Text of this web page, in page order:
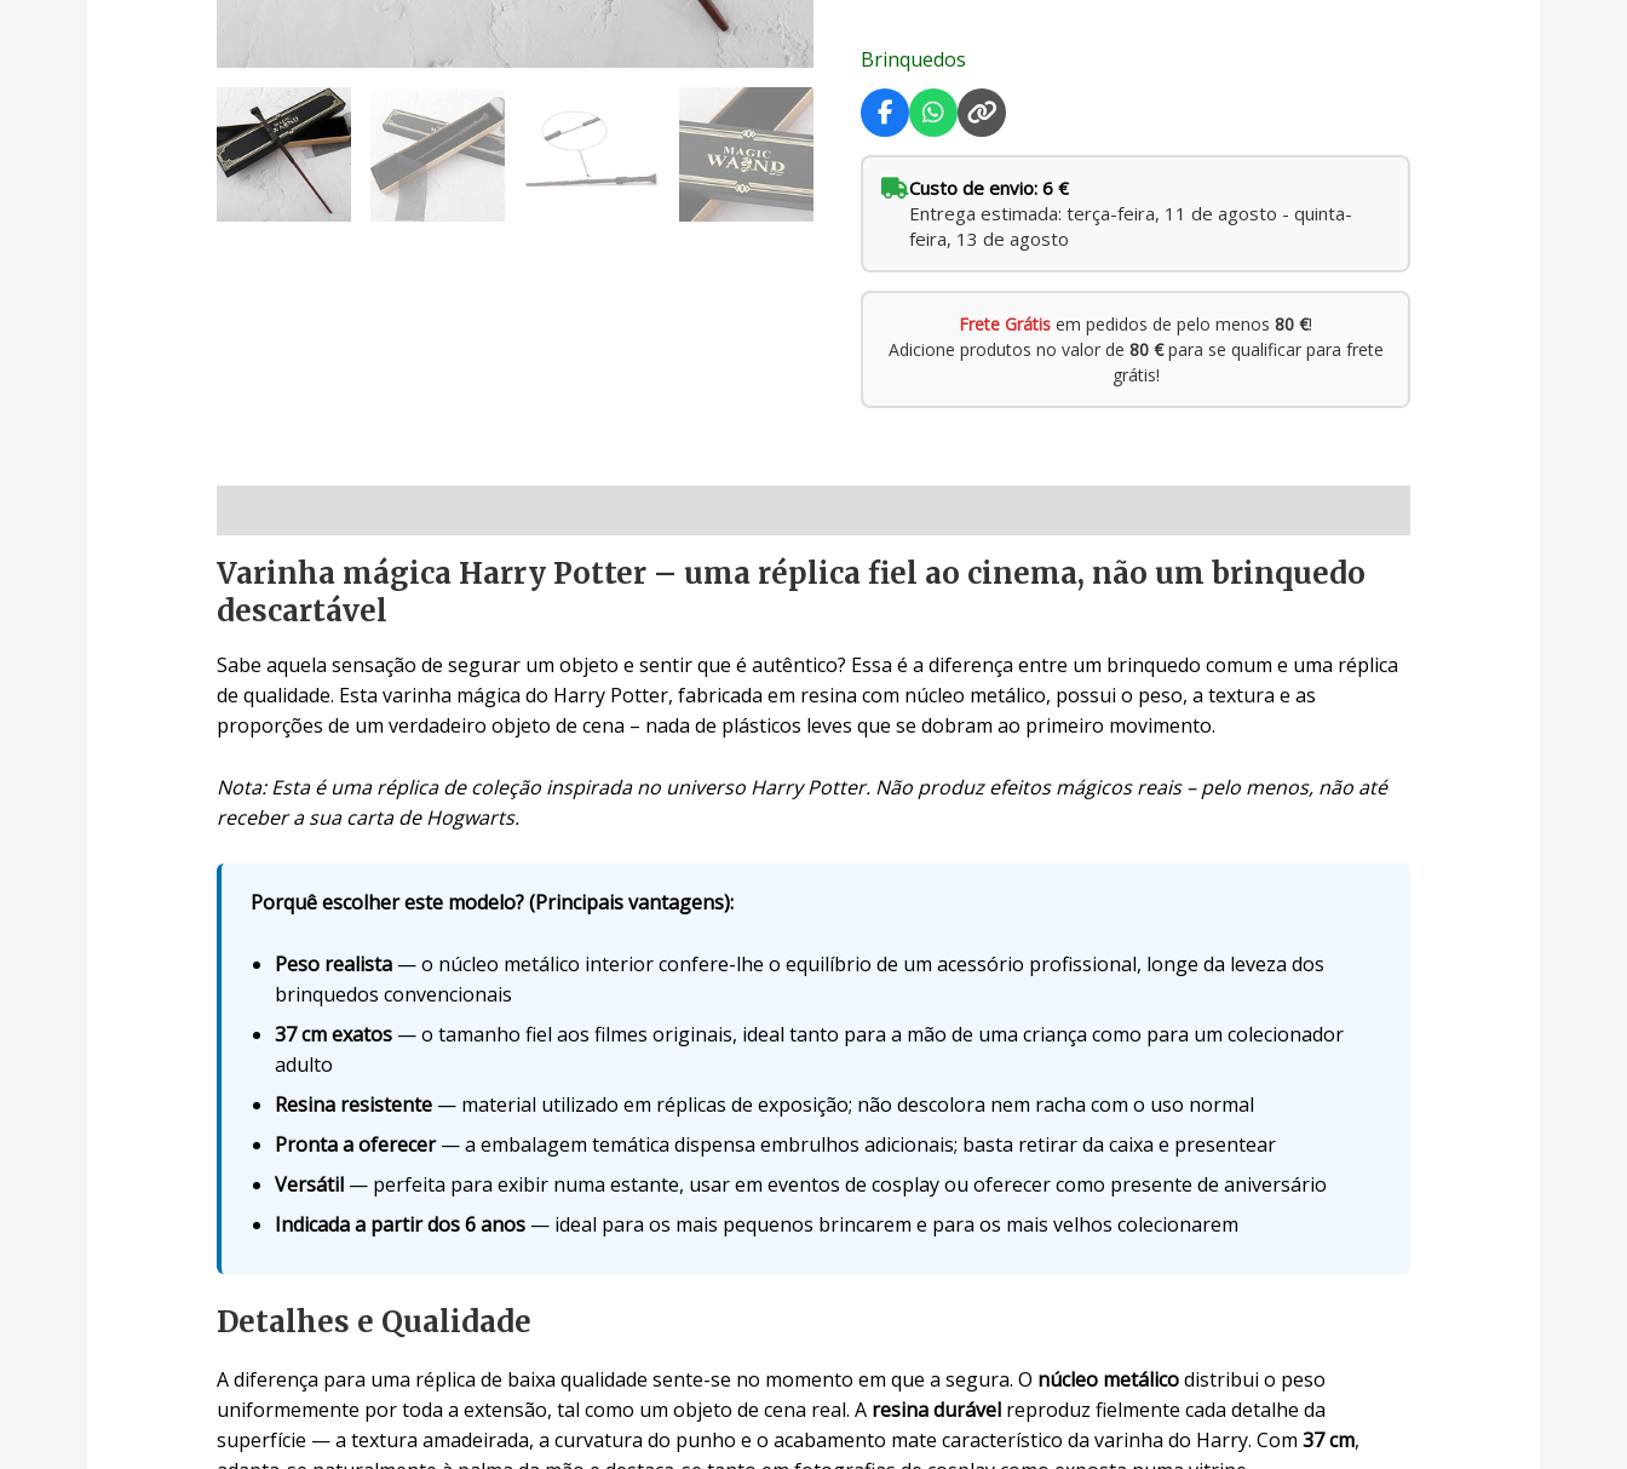
Brinquedos
Custo de envio: 6 €
Entrega estimada: terça-feira, 11 de agosto - quinta-
feira, 13 de agosto
Frete Grátis em pedidos de pelo menos80 €!
Adicione produtos no valor de 80 €para se qualificar para frete
grátis!
Varinha mágica Harry Potter – uma réplica fiel ao cinema, não um brinquedo
descartável
Sabe aquela sensação de segurar um objeto e sentir que é autêntico? Essa é a diferença entre um brinquedo comum e uma réplica
de qualidade. Esta varinha mágica do Harry Potter, fabricada em resina com núcleo metálico, possui o peso, a textura e as
proporções de um verdadeiro objeto de cena – nada de plásticos leves que se dobram ao primeiro movimento.
Nota: Esta é uma réplica de coleção inspirada no universo Harry Potter. Não produz efeitos mágicos reais – pelo menos, não até
receber a sua carta de Hogwarts.
Porquê escolher este modelo? (Principais vantagens):
Peso realista— o núcleo metálico interior confere-lhe o equilíbrio de um acessório profissional, longe da leveza dos
brinquedos convencionais
37 cm exatos— o tamanho fiel aos filmes originais, ideal tanto para a mão de uma criança como para um colecionador
adulto
Resina resistente— material utilizado em réplicas de exposição; não descolora nem racha com o uso normal
Pronta a oferecer— a embalagem temática dispensa embrulhos adicionais; basta retirar da caixa e presentear
Versátil— perfeita para exibir numa estante, usar em eventos de cosplay ou oferecer como presente de aniversário
Indicada a partir dos 6 anos— ideal para os mais pequenos brincarem e para os mais velhos colecionarem
Detalhes e Qualidade
A diferença para uma réplica de baixa qualidade sente-se no momento em que a segura. O núcleo metálicodistribui o peso
uniformemente por toda a extensão, tal como um objeto de cena real. A resina durávelreproduz fielmente cada detalhe da
superfície — a textura amadeirada, a curvatura do punho e o acabamento mate característico da varinha do Harry. Com 37 cm,